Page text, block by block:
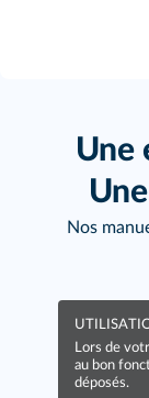
Une
Nos
Lors de
au bon
déposés.